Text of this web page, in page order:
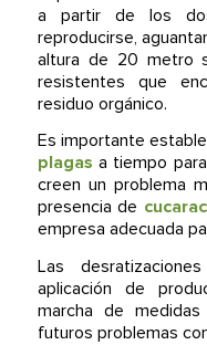
a partir de los
reproducirse,
altura de 20 metro
resistentes que
residuo orgánico.
Es importante
plagas a tiempo
creen un problema
presencia de
empresa adecuada
Las
aplicación de
marcha de
futuros problemas